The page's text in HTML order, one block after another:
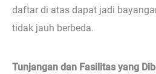
daftar di atas dapat jadi
tidak jauh berbeda.
Tunjangan dan Fasilitas yang